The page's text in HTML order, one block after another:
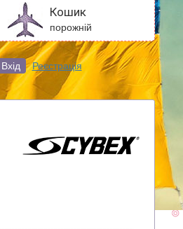
Кошик
порожній
Вхід Реєстрація